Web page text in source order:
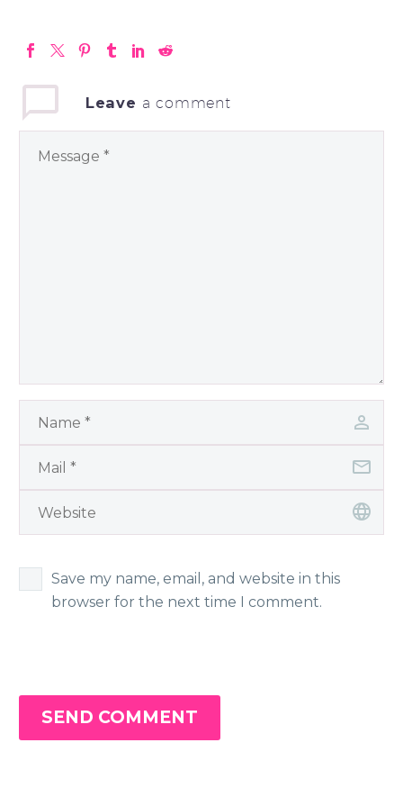
Leave a comment
Save my name, email, and website in this
browser for the next time I comment.
SEND COMMENT